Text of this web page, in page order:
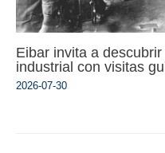
Eibar invita a
industrial con visitas
2026-07-30